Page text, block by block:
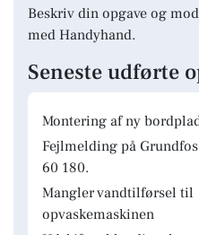
Beskriv din opgave og
med Handyhand.
Seneste udførte
Montering af ny
Fejlmelding på
60 180.
Mangler vandtilførsel til
opvaskemaskinen